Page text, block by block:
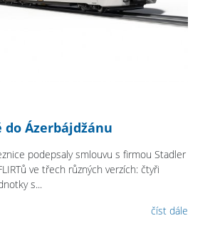
do Ázerbájdžánu
podepsaly smlouvu s firmou Stadler
ve třech různých verzích: čtyři
s...
číst dále